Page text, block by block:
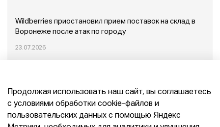
Wildberries приостановил прием поставок на склад в
Воронеже после атак по городу
23.07.2026
Конец эпохи маркетплейсов: прогнозы сооснователя
Продолжая использовать наш сайт, вы соглашаетесь
с условиями обработки cookie-файлов и
пользовательских данных с помощью Яндекс